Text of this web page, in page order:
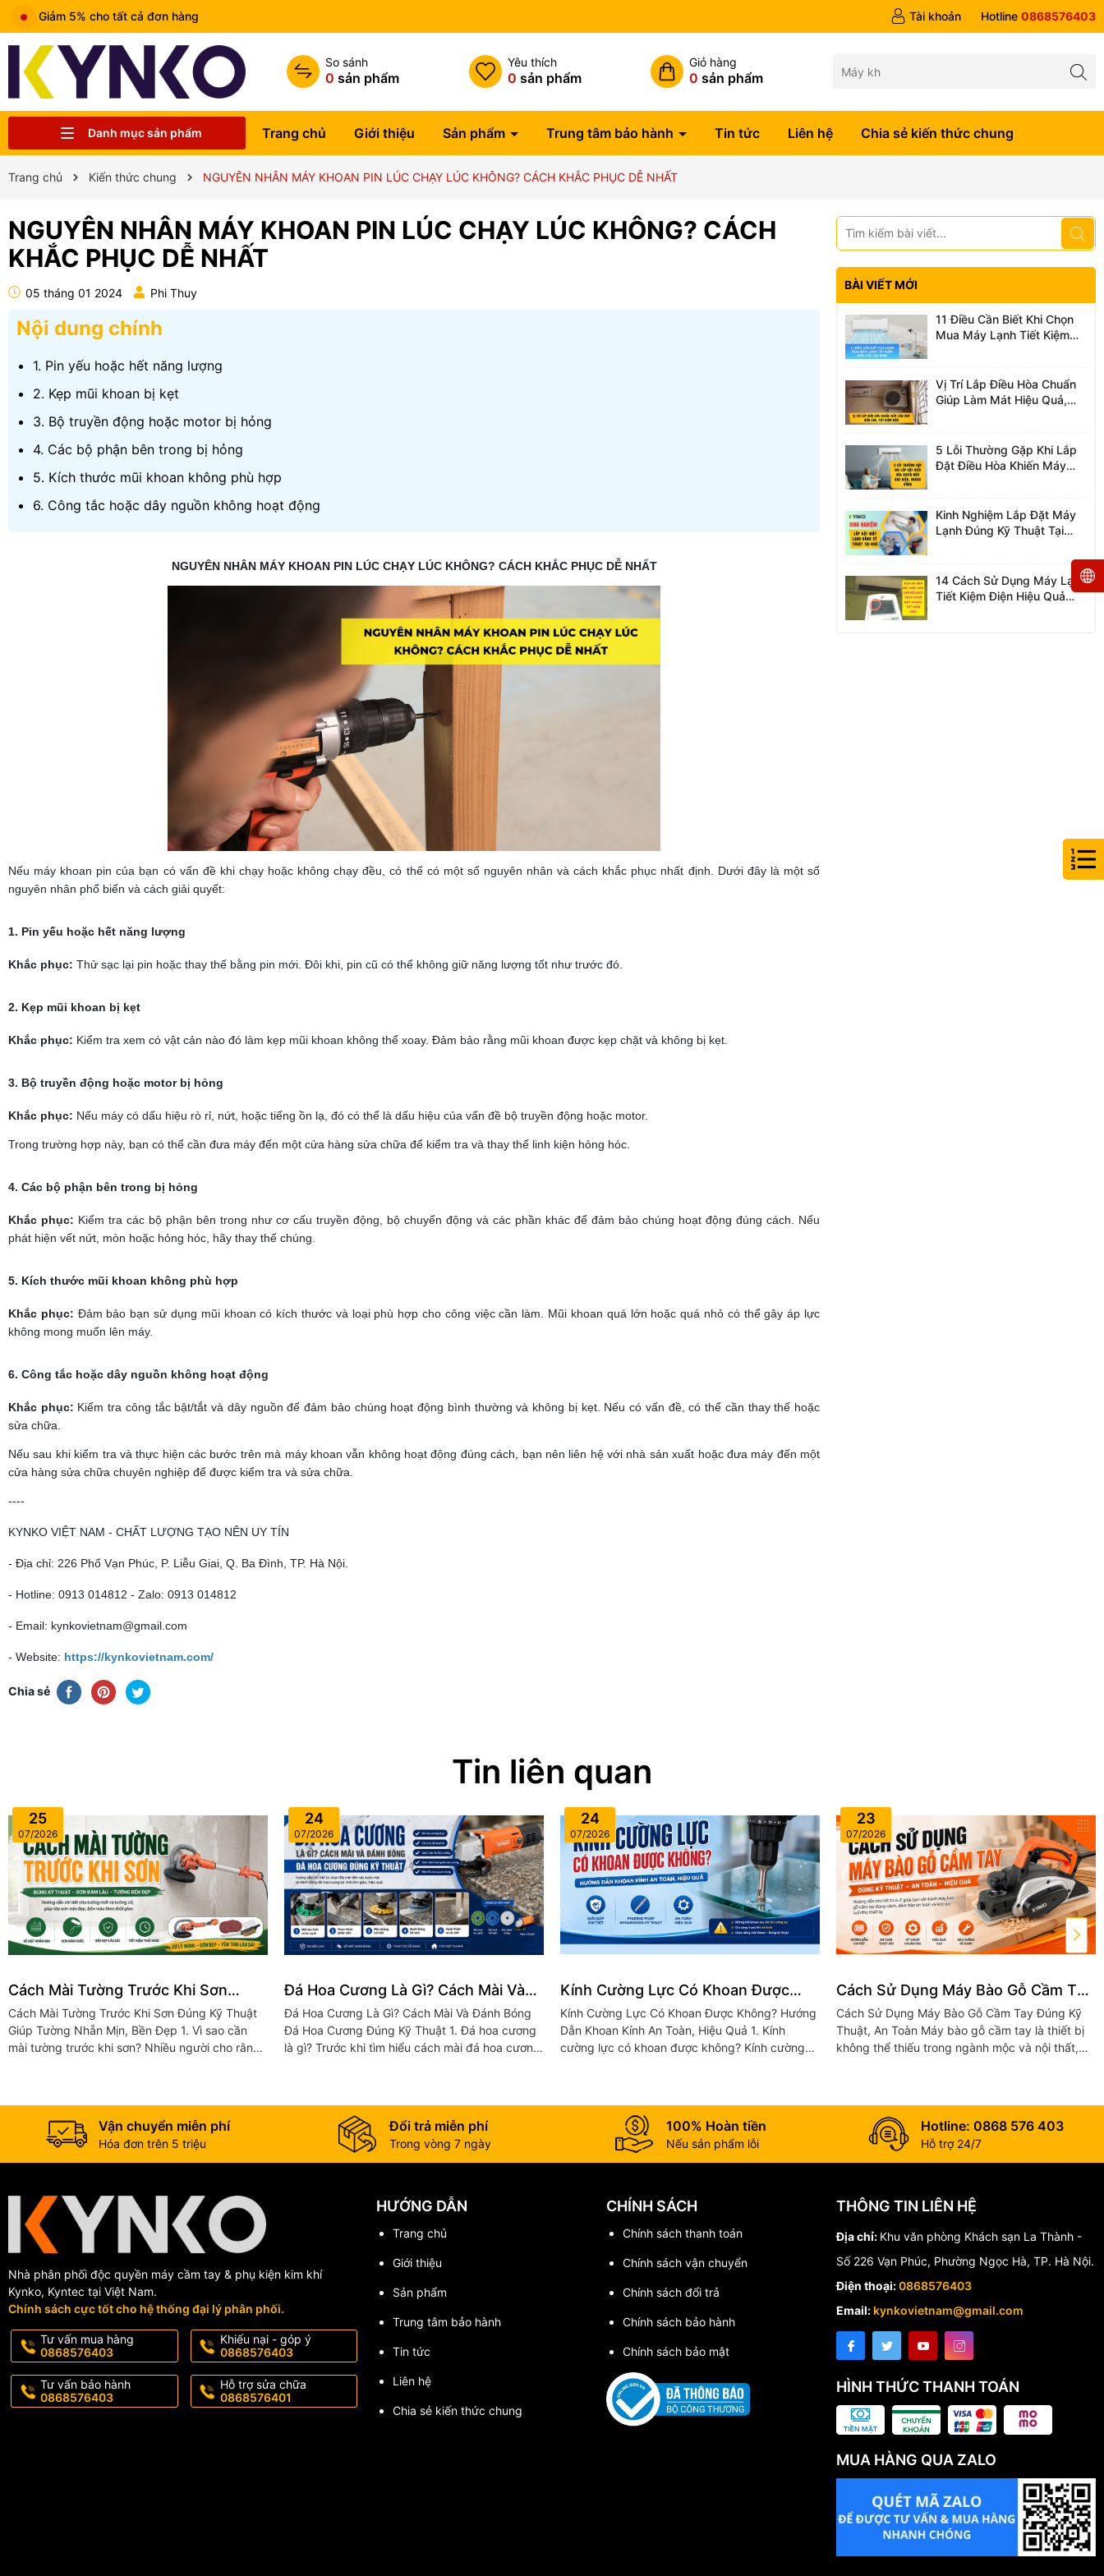
Giảm 5% cho tất cả đơn hàng Tài khoản Hotline 0868576403
So sánh
0 sản phẩm
Yêu thích
0 sản phẩm
Giỏ hàng
0 sản phẩm
Danh mục sản phẩm Trang chủ Giới thiệu Sản phẩm Trung tâm bảo hành Tin tức Liên hệ Chia sẻ kiến thức chung
Trang chủ Kiến thức chung NGUYÊN NHÂN MÁY KHOAN PIN LÚC CHẠY LÚC KHÔNG? CÁCH KHẮC PHỤC DỄ NHẤT
NGUYÊN NHÂN MÁY KHOAN PIN LÚC CHẠY LÚC KHÔNG? CÁCH
KHẮC PHỤC DỄ NHẤT
05 tháng 01 2024 Phi Thuy
Nội dung chính
1. Pin yếu hoặc hết năng lượng
2. Kẹp mũi khoan bị kẹt
3. Bộ truyền động hoặc motor bị hỏng
4. Các bộ phận bên trong bị hỏng
5. Kích thước mũi khoan không phù hợp
6. Công tắc hoặc dây nguồn không hoạt động
NGUYÊN NHÂN MÁY KHOAN PIN LÚC CHẠY LÚC KHÔNG? CÁCH KHẮC PHỤC DỄ NHẤT
Nếu máy khoan pin của bạn có vấn đề khi chạy hoặc không chạy đều, có thể có một số nguyên nhân và cách khắc phục nhất định. Dưới đây là một số
nguyên nhân phổ biến và cách giải quyết:
1. Pin yếu hoặc hết năng lượng
Khắc phục: Thử sạc lại pin hoặc thay thế bằng pin mới. Đôi khi, pin cũ có thể không giữ năng lượng tốt như trước đó.
2. Kẹp mũi khoan bị kẹt
Khắc phục: Kiểm tra xem có vật cản nào đó làm kẹp mũi khoan không thể xoay. Đảm bảo rằng mũi khoan được kẹp chặt và không bị kẹt.
3. Bộ truyền động hoặc motor bị hỏng
Khắc phục: Nếu máy có dấu hiệu rò rỉ, nứt, hoặc tiếng ồn lạ, đó có thể là dấu hiệu của vấn đề bộ truyền động hoặc motor.
Trong trường hợp này, bạn có thể cần đưa máy đến một cửa hàng sửa chữa để kiểm tra và thay thế linh kiện hỏng hóc.
4. Các bộ phận bên trong bị hỏng
Khắc phục: Kiểm tra các bộ phận bên trong như cơ cấu truyền động, bộ chuyển động và các phần khác để đảm bảo chúng hoạt động đúng cách. Nếu
phát hiện vết nứt, mòn hoặc hỏng hóc, hãy thay thế chúng.
5. Kích thước mũi khoan không phù hợp
Khắc phục: Đảm bảo bạn sử dụng mũi khoan có kích thước và loại phù hợp cho công việc cần làm. Mũi khoan quá lớn hoặc quá nhỏ có thể gây áp lực
không mong muốn lên máy.
6. Công tắc hoặc dây nguồn không hoạt động
Khắc phục: Kiểm tra công tắc bật/tắt và dây nguồn để đảm bảo chúng hoạt động bình thường và không bị kẹt. Nếu có vấn đề, có thể cần thay thế hoặc
sửa chữa.
Nếu sau khi kiểm tra và thực hiện các bước trên mà máy khoan vẫn không hoạt động đúng cách, bạn nên liên hệ với nhà sản xuất hoặc đưa máy đến một
cửa hàng sửa chữa chuyên nghiệp để được kiểm tra và sửa chữa.
----
KYNKO VIỆT NAM - CHẤT LƯỢNG TẠO NÊN UY TÍN
- Địa chỉ: 226 Phố Vạn Phúc, P. Liễu Giai, Q. Ba Đình, TP. Hà Nội.
- Hotline: 0913 014812 - Zalo: 0913 014812
- Email: kynkovietnam@gmail.com
- Website: https://kynkovietnam.com/
Chia sẻ
BÀI VIẾT MỚI
11 Điều Cần Biết Khi Chọn
Mua Máy Lạnh Tiết Kiệm
Vị Trí Lắp Điều Hòa Chuẩn
Giúp Làm Mát Hiệu Quả,
5 Lỗi Thường Gặp Khi Lắp
Đặt Điều Hòa Khiến Máy
Kinh Nghiệm Lắp Đặt Máy
Lạnh Đúng Kỹ Thuật Tại
14 Cách Sử Dụng Máy Lạnh
Tiết Kiệm Điện Hiệu Quả
Tin liên quan
25
07/2026
Cách Mài Tường Trước Khi Sơn
Đúng Kỹ Thuật Giúp Tường Nhẵn
Mịn, Bền Đẹp
Cách Mài Tường Trước Khi Sơn Đúng Kỹ Thuật
Giúp Tường Nhẵn Mịn, Bền Đẹp 1. Vì sao cần
mài tường trước khi sơn? Nhiều người cho rằng
24
07/2026
Đá Hoa Cương Là Gì? Cách Mài Và
Đánh Bóng Đá Hoa Cương Đúng Kỹ
Thuật
Đá Hoa Cương Là Gì? Cách Mài Và Đánh Bóng
Đá Hoa Cương Đúng Kỹ Thuật 1. Đá hoa cương
là gì? Trước khi tìm hiểu cách mài đá hoa cương,
24
07/2026
Kính Cường Lực Có Khoan Được
Không? Hướng Dẫn Khoan Kính An
Toàn, Hiệu Quả
Kính Cường Lực Có Khoan Được Không? Hướng
Dẫn Khoan Kính An Toàn, Hiệu Quả 1. Kính
cường lực có khoan được không? Kính cường
23
07/2026
Cách Sử Dụng Máy Bào Gỗ Cầm Tay
Đúng Kỹ Thuật, An Toàn
Cách Sử Dụng Máy Bào Gỗ Cầm Tay Đúng Kỹ
Thuật, An Toàn Máy bào gỗ cầm tay là thiết bị
không thể thiếu trong ngành mộc và nội thất,
Vận chuyển miễn phí
Hóa đơn trên 5 triệu
Đổi trả miễn phí
Trong vòng 7 ngày
100% Hoàn tiền
Nếu sản phẩm lỗi
Hotline: 0868 576 403
Hỗ trợ 24/7
Nhà phân phối độc quyền máy cầm tay & phụ kiện kim khí
Kynko, Kyntec tại Việt Nam.
Chính sách cực tốt cho hệ thống đại lý phân phối.
Tư vấn mua hàng
0868576403
Khiếu nại - góp ý
0868576403
Tư vấn bảo hành
0868576403
Hỗ trợ sửa chữa
0868576401
HƯỚNG DẪN
Trang chủ
Giới thiệu
Sản phẩm
Trung tâm bảo hành
Tin tức
Liên hệ
Chia sẻ kiến thức chung
CHÍNH SÁCH
Chính sách thanh toán
Chính sách vận chuyển
Chính sách đổi trả
Chính sách bảo hành
Chính sách bảo mật
THÔNG TIN LIÊN HỆ
Địa chỉ: Khu văn phòng Khách sạn La Thành -
Số 226 Vạn Phúc, Phường Ngọc Hà, TP. Hà Nội.
Điện thoại:0868576403
Email: kynkovietnam@gmail.com
HÌNH THỨC THANH TOÁN
MUA HÀNG QUA ZALO